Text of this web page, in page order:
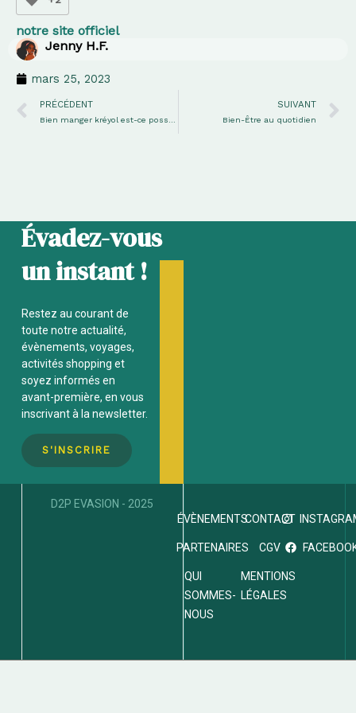
notre site officiel
Jenny H.F.
mars 25, 2023
Précédent
PRÉCÉDENT SUIVANT
Bien-Être au quotidien
Évadez-vous
un instant !
Restez au courant de
toute notre actualité,
évènements, voyages,
activités shopping et
soyez informés en
avant-première, en vous
inscrivant à la newsletter.
S'INSCRIRE
D2P EVASION - 2025
CONTACT
CGV
MENTIONS
LÉGALES
ÉVÈNEMENTS
PARTENAIRES
QUI
SOMMES-
NOUS